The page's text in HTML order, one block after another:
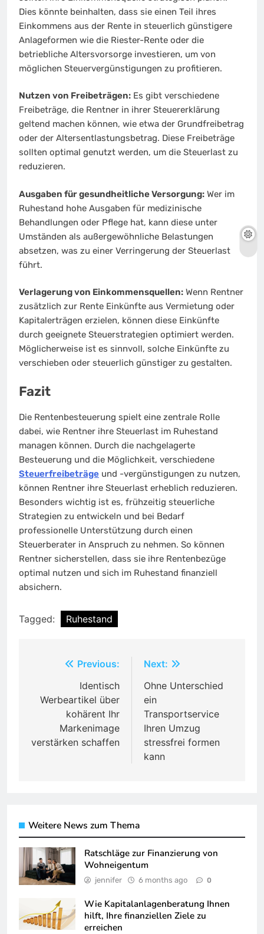
Dies könnte beinhalten, dass sie einen Teil ihres
Einkommens aus der Rente in steuerlich günstigere
Anlageformen wie die Riester-Rente oder die
betriebliche Altersvorsorge investieren, um von
möglichen Steuervergünstigungen zu profitieren.
Nutzen von Freibeträgen: Es gibt verschiedene
Freibeträge, die Rentner in ihrer Steuererklärung
geltend machen können, wie etwa der Grundfreibetrag
oder der Altersentlastungsbetrag. Diese Freibeträge
sollten optimal genutzt werden, um die Steuerlast zu
reduzieren.
Ausgaben für gesundheitliche Versorgung: Wer im
Ruhestand hohe Ausgaben für medizinische
Behandlungen oder Pflege hat, kann diese unter
Umständen als außergewöhnliche Belastungen
absetzen, was zu einer Verringerung der Steuerlast
führt.
Verlagerung von Einkommensquellen: Wenn Rentner
zusätzlich zur Rente Einkünfte aus Vermietung oder
Kapitalerträgen erzielen, können diese Einkünfte
durch geeignete Steuerstrategien optimiert werden.
Möglicherweise ist es sinnvoll, solche Einkünfte zu
verschieben oder steuerlich günstiger zu gestalten.
Fazit
Die Rentenbesteuerung spielt eine zentrale Rolle
dabei, wie Rentner ihre Steuerlast im Ruhestand
managen können. Durch die nachgelagerte
Besteuerung und die Möglichkeit, verschiedene
Steuerfreibeträge und -vergünstigungen zu nutzen,
können Rentner ihre Steuerlast erheblich reduzieren.
Besonders wichtig ist es, frühzeitig steuerliche
Strategien zu entwickeln und bei Bedarf
professionelle Unterstützung durch einen
Steuerberater in Anspruch zu nehmen. So können
Rentner sicherstellen, dass sie ihre Rentenbezüge
optimal nutzen und sich im Ruhestand finanziell
absichern.
Tagged: Ruhestand
navigation
Previous:
Identisch
Werbeartikel über
kohärent Ihr
Markenimage
verstärken schaffen
Next:
Ohne Unterschied
ein
Transportservice
Ihren Umzug
stressfrei formen
kann
Weitere News zum Thema
Ratschläge zur Finanzierung von
Wohneigentum
jennifer 6 months ago 0
Wie Kapitalanlagenberatung Ihnen
hilft, Ihre finanziellen Ziele zu
erreichen